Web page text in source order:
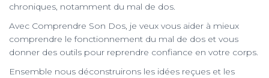
chroniques, notamment du mal de dos.
Avec Comprendre Son Dos, je veux vous aider à mieux
comprendre le fonctionnement du mal de dos et vous
donner des outils pour reprendre confiance en votre corps.
Ensemble nous déconstruirons les idées reçues et les